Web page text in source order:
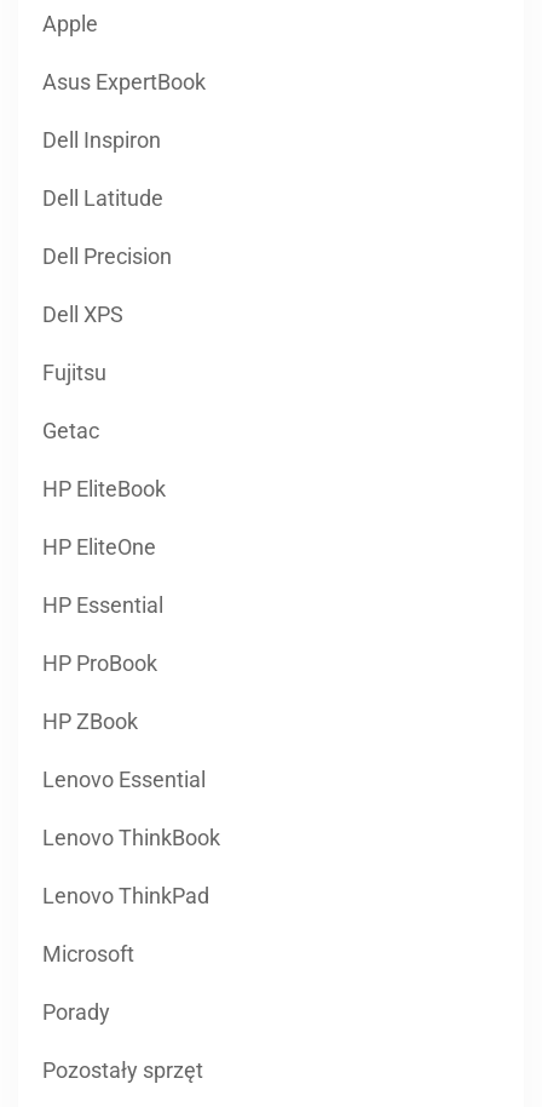
Apple
Asus ExpertBook
Dell Inspiron
Dell Latitude
Dell Precision
Dell XPS
Fujitsu
Getac
HP EliteBook
HP EliteOne
HP Essential
HP ProBook
HP ZBook
Lenovo Essential
Lenovo ThinkBook
Lenovo ThinkPad
Microsoft
Porady
Pozostały sprzęt